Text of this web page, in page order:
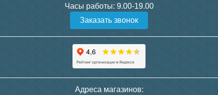
Часы работы: 9.00-19.00
Заказать звонок
Адреса магазинов: